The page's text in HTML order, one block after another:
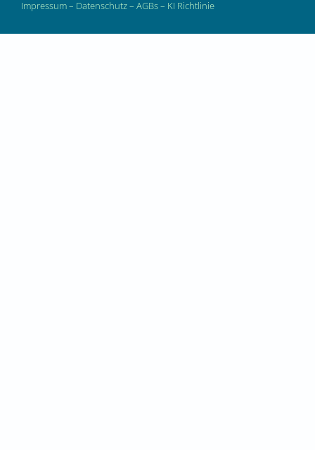
Impressum– Datenschutz– AGBs– KI Richtlinie